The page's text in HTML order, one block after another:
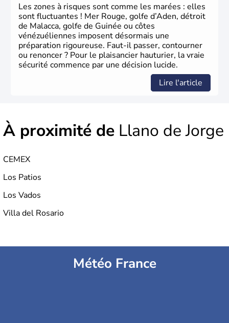
Les zones à risques sont comme les marées : elles
sont fluctuantes ! Mer Rouge, golfe d’Aden, détroit
de Malacca, golfe de Guinée ou côtes
vénézuéliennes imposent désormais une
préparation rigoureuse. Faut-il passer, contourner
ou renoncer ? Pour le plaisancier hauturier, la vraie
sécurité commence par une décision lucide.
Lire l'article
À proximité de Llano de Jorge
CEMEX
Los Patios
Los Vados
Villa del Rosario
Météo France